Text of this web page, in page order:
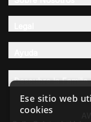
Descubre la Familia
Ese sitio web
cookies